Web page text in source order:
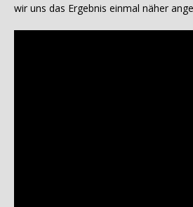
wir uns das Ergebnis einmal näher